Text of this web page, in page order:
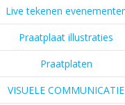
Live tekenen
Praatplaat illustraties
Praatplaten
VISUELE COMMUNICATIE